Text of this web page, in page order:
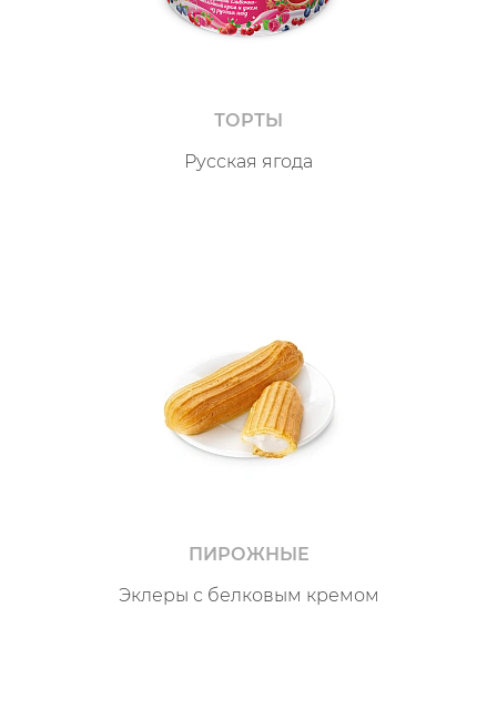
ТОРТЫ
Русская ягода
ПИРОЖНЫЕ
Эклеры с белковым кремом